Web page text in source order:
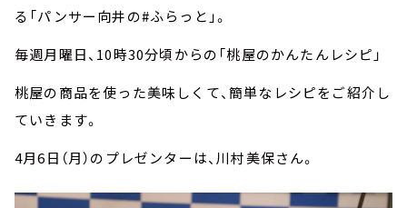
る「パンサー向井の#ふらっと」。
毎週月曜日、10時30分頃からの「桃屋のかんたんレシピ」
桃屋の商品を使った美味しくて、簡単なレシピをご紹介し
ていきます。
4月6日（月）のプレゼンターは、川村美保さん。